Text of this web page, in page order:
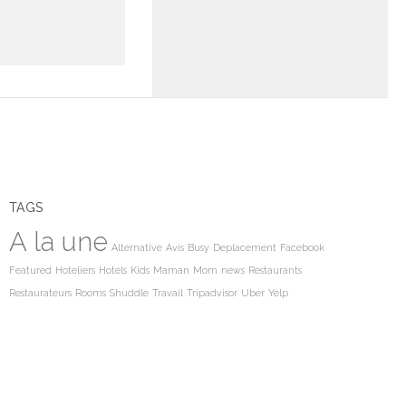
TAGS
A la une Alternative Avis Busy Deplacement Facebook
Featured Hoteliers Hotels Kids Maman Mom news Restaurants
Restaurateurs Rooms Shuddle Travail Tripadvisor Uber Yelp